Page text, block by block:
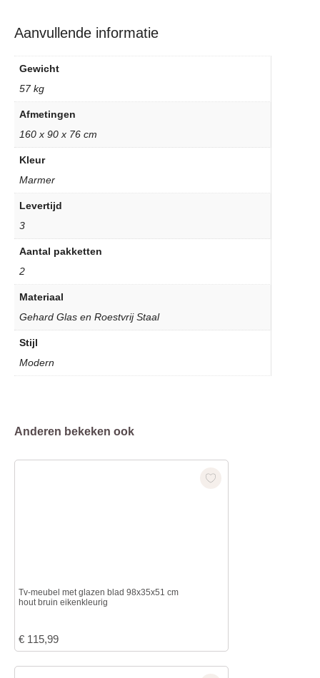
Aanvullende informatie
Gewicht
57 kg
Afmetingen
160 x 90 x 76 cm
Kleur
Marmer
Levertijd
3
Aantal pakketten
2
Materiaal
Gehard Glas en Roestvrij Staal
Stijl
Modern
Anderen bekeken ook
Tv-meubel met glazen blad 98x35x51 cm
hout bruin eikenkleurig
€ 115,99